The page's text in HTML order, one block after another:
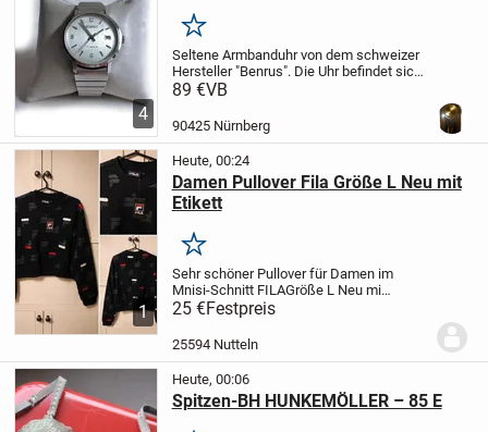
4
Merken
Seltene Armbanduhr von dem schweizer
Hersteller "Benrus". Die Uhr befindet sich
noch in einem top Zustand.
Stahl (Stainless Steel Back),...
89 €VB
90425 Nürnberg
1
Heute, 00:24
Damen Pullover Fila Größe L Neu mit
Etikett
Merken
Sehr schöner Pullover für Damen im
Mnisi-Schnitt FILAGröße L Neu mi
EtikettVersand 6 19 Euro versichert mit
Paypal Freunde oder Überweisung!
25 €Festpreis
25594 Nutteln
Heute, 00:06
Spitzen-BH HUNKEMÖLLER – 85 E